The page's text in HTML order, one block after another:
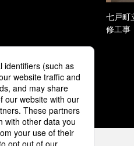
七戸町
修工事